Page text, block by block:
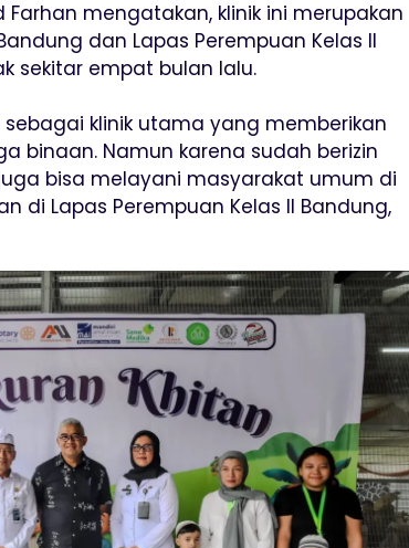
mengatakan, klinik ini merupakan
dan Lapas Perempuan Kelas II
sekitar empat bulan lalu.
sebagai klinik utama yang memberikan
binaan. Namun karena sudah berizin
bisa melayani masyarakat umum di
di Lapas Perempuan Kelas ll Bandung,